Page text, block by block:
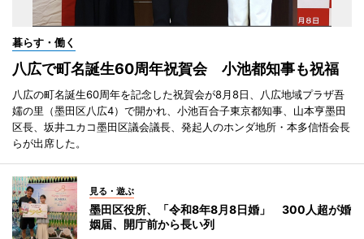
暮らす・働く
八広で町名誕生60周年祝賀会 小池都知事も祝福
八広の町名誕生60周年を記念した祝賀会が8月8日、八広地域プラザ吾
嬬の里（墨田区八広4）で開かれ、小池百合子東京都知事、山本亨墨田
区長、坂井ユカコ墨田区議会議長、発起人のホンダ地所・本多信悟会長
らが出席した。
見る・遊ぶ
墨田区役所、「令和8年8月8日婚」 300人超が婚
姻届、開庁前から長い列